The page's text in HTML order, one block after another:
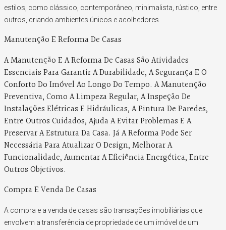
estilos, como clássico, contemporâneo, minimalista, rústico, entre
outros, criando ambientes únicos e acolhedores.
Manutenção E Reforma De Casas
A Manutenção E A Reforma De Casas São Atividades
Essenciais Para Garantir A Durabilidade, A Segurança E O
Conforto Do Imóvel Ao Longo Do Tempo. A Manutenção
Preventiva, Como A Limpeza Regular, A Inspeção De
Instalações Elétricas E Hidráulicas, A Pintura De Paredes,
Entre Outros Cuidados, Ajuda A Evitar Problemas E A
Preservar A Estrutura Da Casa. Já A Reforma Pode Ser
Necessária Para Atualizar O Design, Melhorar A
Funcionalidade, Aumentar A Eficiência Energética, Entre
Outros Objetivos.
Compra E Venda De Casas
A compra e a venda de casas são transações imobiliárias que
envolvem a transferência de propriedade de um imóvel de um